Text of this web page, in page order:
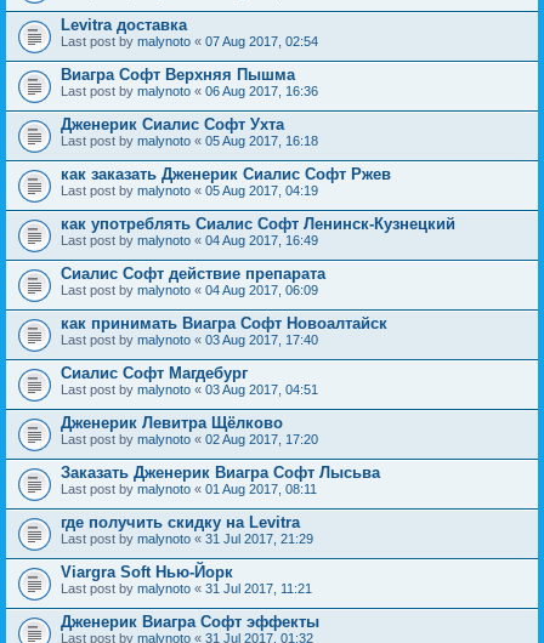
Levitra доставка
Last post by malynoto « 07 Aug 2017, 02:54
Виагра Софт Верхняя Пышма
Last post by malynoto « 06 Aug 2017, 16:36
Дженерик Сиалис Софт Ухта
Last post by malynoto « 05 Aug 2017, 16:18
как заказать Дженерик Сиалис Софт Ржев
Last post by malynoto « 05 Aug 2017, 04:19
как употреблять Сиалис Софт Ленинск-Кузнецкий
Last post by malynoto « 04 Aug 2017, 16:49
Сиалис Софт действие препарата
Last post by malynoto « 04 Aug 2017, 06:09
как принимать Виагра Софт Новоалтайск
Last post by malynoto « 03 Aug 2017, 17:40
Сиалис Софт Магдебург
Last post by malynoto « 03 Aug 2017, 04:51
Дженерик Левитра Щёлково
Last post by malynoto « 02 Aug 2017, 17:20
Заказать Дженерик Виагра Софт Лысьва
Last post by malynoto « 01 Aug 2017, 08:11
где получить скидку на Levitra
Last post by malynoto « 31 Jul 2017, 21:29
Viargra Soft Нью-Йорк
Last post by malynoto « 31 Jul 2017, 11:21
Дженерик Виагра Софт эффекты
Last post by malynoto « 31 Jul 2017, 01:32